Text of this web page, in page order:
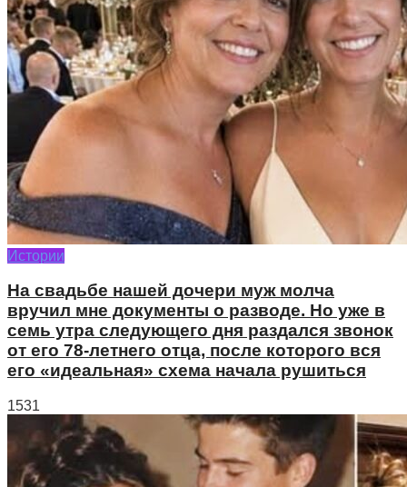
Истории
На свадьбе нашей дочери муж молча
вручил мне документы о разводе. Но уже в
семь утра следующего дня раздался звонок
от его 78-летнего отца, после которого вся
его «идеальная» схема начала рушиться
1531